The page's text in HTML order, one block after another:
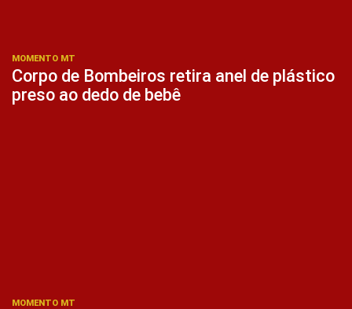
MOMENTO MT
Corpo de Bombeiros retira anel de plástico
preso ao dedo de bebê
MOMENTO MT